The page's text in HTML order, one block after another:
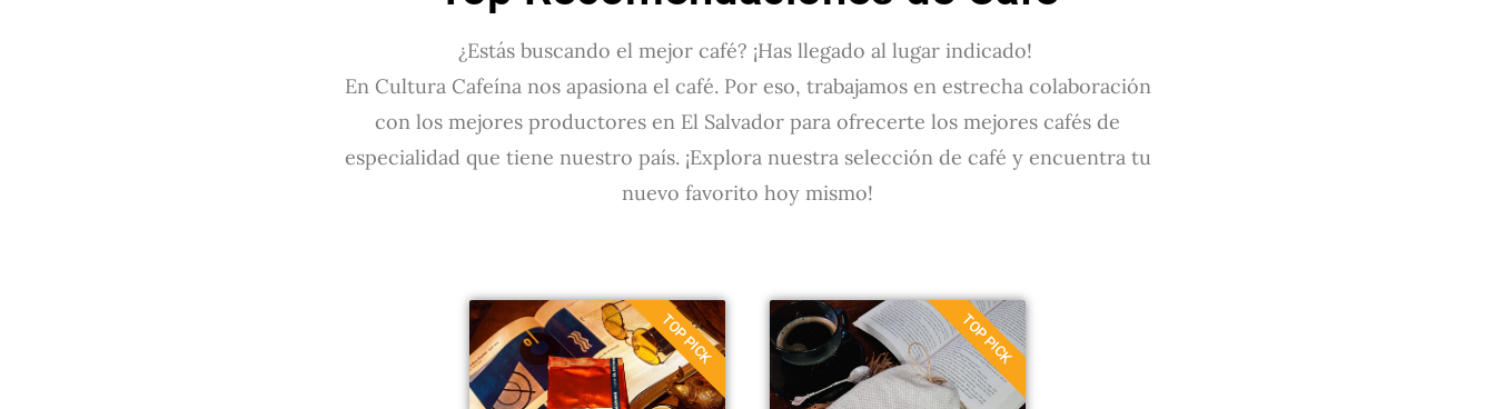
¿Estás buscando el mejor café? ¡Has llegado al lugar indicado!
En Cultura Cafeína nos apasiona el café. Por eso, trabajamos en estrecha colaboración
con los mejores productores en El Salvador para ofrecerte los mejores cafés de
especialidad que tiene nuestro país. ¡Explora nuestra selección de café y encuentra tu
nuevo favorito hoy mismo!
TOP PICK TOP PICK